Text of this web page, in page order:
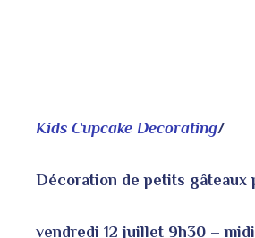
Kids Cupcake Decorating/
Décoration de petits gâteaux
vendredi 12 juillet 9h30 – midi